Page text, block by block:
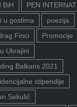
BiH
PEN
u gostima
poezija
Finci
Promocije
Ukrajini
Balkans 2021
stipendije
Sekulić